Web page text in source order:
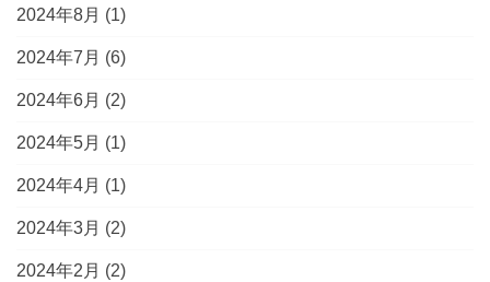
2024年8月 (1)
2024年7月 (6)
2024年6月 (2)
2024年5月 (1)
2024年4月 (1)
2024年3月 (2)
2024年2月 (2)